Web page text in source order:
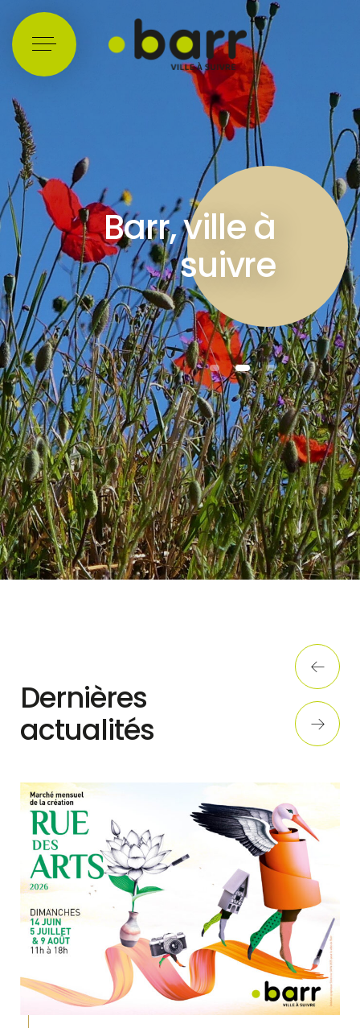
Barr, ville à
suivre
1 2 3
Dernières
actualités